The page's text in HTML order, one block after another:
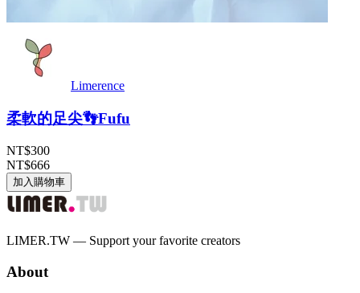
Limerence
柔軟的足尖👣Fufu
NT$300
NT$666
加入購物車
LIMER.TW — Support your favorite creators
About